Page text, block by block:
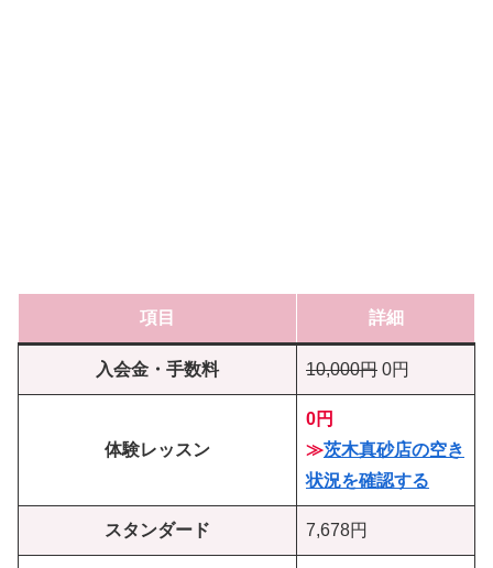
項目 詳細
入会金・手数料 10,000円 0円
体験レッスン
0円
≫茨木真砂店の空き
状況を確認する
スタンダード 7,678円